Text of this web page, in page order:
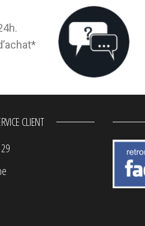
CLIENT